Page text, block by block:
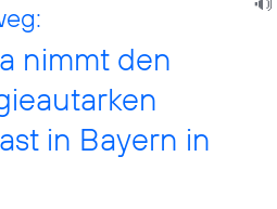
nimmt den
in Bayern in